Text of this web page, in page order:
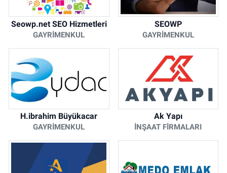
Seowp.net SEO Hizmetleri
GAYRIMENKUL
SEOWP
GAYRIMENKUL
H.ibrahim Büyükacar
GAYRIMENKUL
Ak Yapı
İNŞAAT FIRMALARI